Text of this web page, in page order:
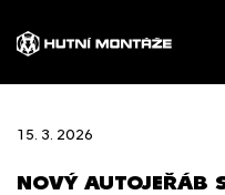
15. 3. 2026
NOVÝ AUTOJEŘÁB